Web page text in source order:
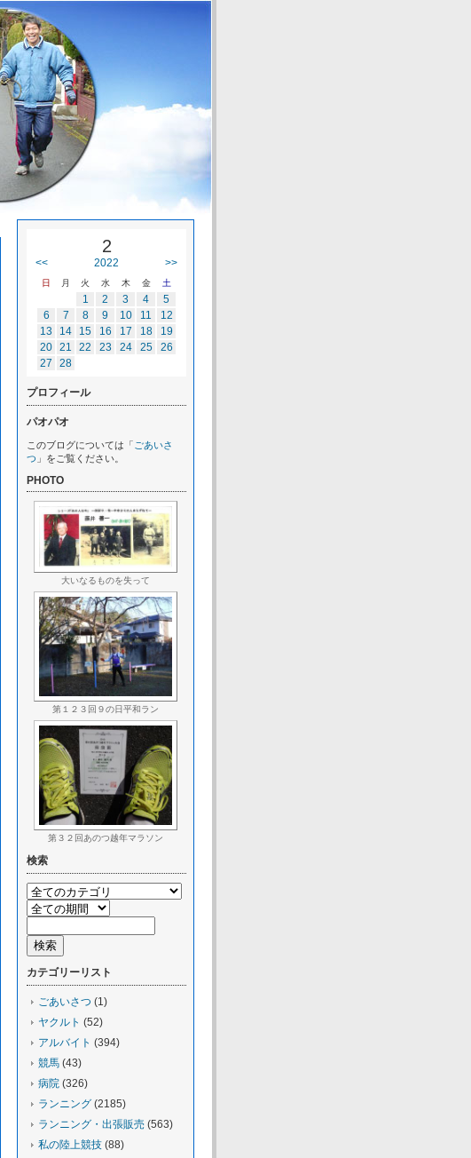
2
<< 2022 >>
日 月 火 水 木 金 土
1 2 3 4
5
6
7 8 9 10 11
12
13
14 15 16 17 18
19
20 21 22 23 24 25
26
27
28
プロフィール
パオパオ
このブログについては「 ごあいさ
つ 」をご覧ください。
PHOTO
大いなるものを失って
第１２３回９の日平和ラン
第３２回あのつ越年マラソン
検索
カテゴリーリスト
ごあいさつ (1)
ヤクルト (52)
アルバイト (394)
競馬 (43)
病院 (326)
ランニング (2185)
ランニング・出張販売 (563)
私の陸上競技 (88)